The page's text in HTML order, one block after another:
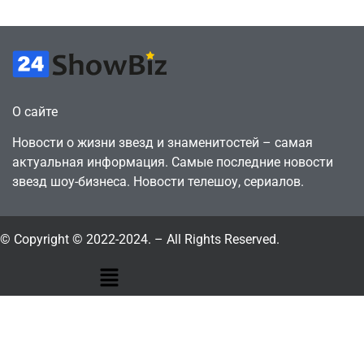
О сайте
Новости о жизни звезд и знаменитостей – самая
актуальная информация. Самые последние новости
звезд шоу-бизнеса. Новости телешоу, сериалов.
© Copyright © 2022-2024. – All Rights Reserved.